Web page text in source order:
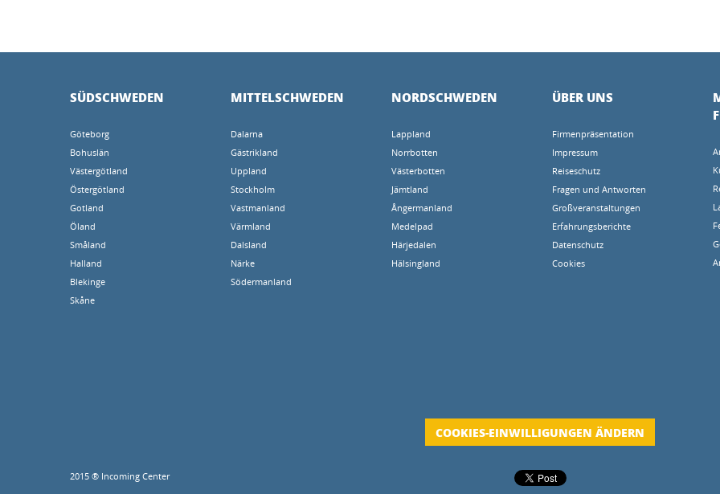
SÜDSCHWEDEN
Göteborg
Bohuslän
Västergötland
Östergötland
Gotland
Öland
Småland
Halland
Blekinge
Skåne
MITTELSCHWEDEN
Dalarna
Gästrikland
Uppland
Stockholm
Vastmanland
Värmland
Dalsland
Närke
Södermanland
NORDSCHWEDEN
Lappland
Norrbotten
Västerbotten
Jämtland
Ångermanland
Medelpad
Härjedalen
Hälsingland
ÜBER UNS
Firmenpräsentation
Impressum
Reiseschutz
Fragen und Antworten
Großveranstaltungen
Erfahrungsberichte
Datenschutz
Cookies
COOKIES-EINWILLIGUNGEN ÄNDERN
2015 ® Incoming Center